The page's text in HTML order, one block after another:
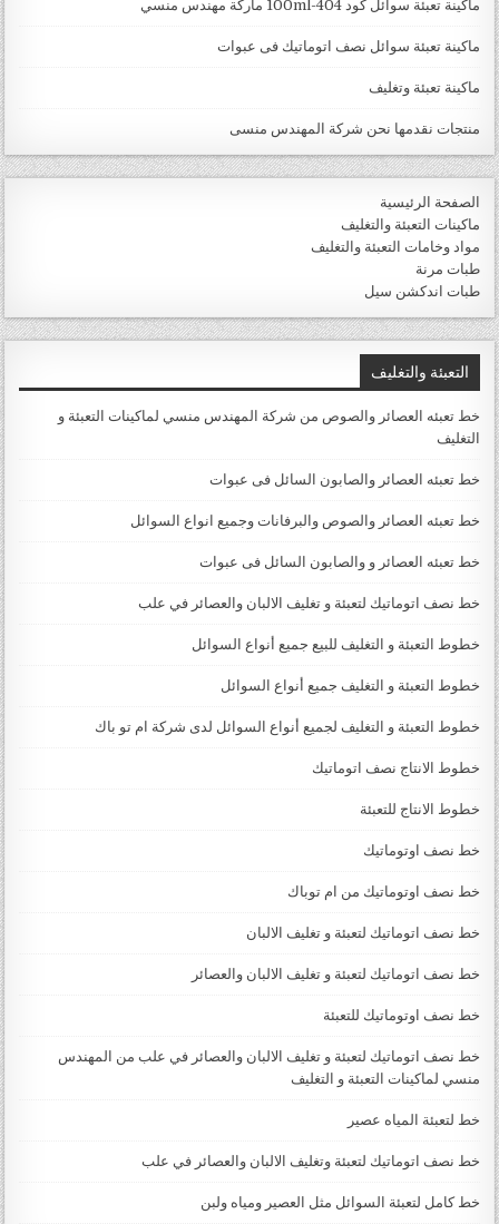
ماكينة تعبئة سوائل كود 404-100ml ماركة مهندس منسي
ماكينة تعبئة سوائل نصف اتوماتيك فى عبوات
ماكينة تعبئة وتغليف
منتجات نقدمها نحن شركة المهندس منسى
الصفحة الرئيسية
ماكينات التعبئة والتغليف
مواد وخامات التعبئة والتغليف
طبات مرنة
طبات اندكشن سيل
التعبئة والتغليف
خط تعبئه العصائر والصوص من شركة المهندس منسي لماكينات التعبئة و
التغليف
خط تعبئه العصائر والصابون السائل فى عبوات
خط تعبئه العصائر والصوص والبرفانات وجميع انواع السوائل
خط تعبئه العصائر و والصابون السائل فى عبوات
خط نصف اتوماتيك لتعبئة و تغليف الالبان والعصائر في علب
خطوط التعبئة و التغليف للبيع جميع أنواع السوائل
خطوط التعبئة و التغليف جميع أنواع السوائل
خطوط التعبئة و التغليف لجميع أنواع السوائل لدى شركة ام تو باك
خطوط الانتاج نصف اتوماتيك
خطوط الانتاج للتعبئة
خط نصف اوتوماتيك
خط نصف اوتوماتيك من ام توباك
خط نصف اتوماتيك لتعبئة و تغليف الالبان
خط نصف اتوماتيك لتعبئة و تغليف الالبان والعصائر
خط نصف اوتوماتيك للتعبئة
خط نصف اتوماتيك لتعبئة و تغليف الالبان والعصائر في علب من المهندس
منسي لماكينات التعبئة و التغليف
خط لتعبئة المياه عصير
خط نصف اتوماتيك لتعبئة وتغليف الالبان والعصائر في علب
خط كامل لتعبئة السوائل مثل العصير ومياه ولبن